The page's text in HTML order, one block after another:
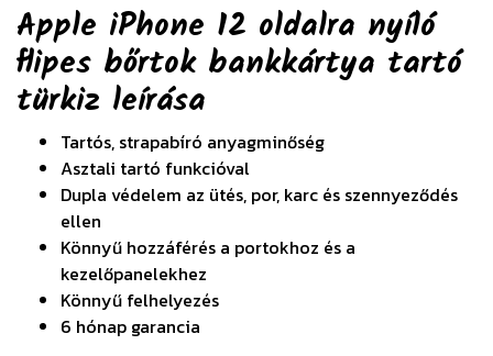
Apple iPhone 12 oldalra nyíló
flipes bőrtok bankkártya tartó
türkiz leírása
Tartós, strapabíró anyagminőség
Asztali tartó funkcióval
Dupla védelem az ütés, por, karc és szennyeződés
ellen
Könnyű hozzáférés a portokhoz és a
kezelőpanelekhez
Könnyű felhelyezés
6 hónap garancia